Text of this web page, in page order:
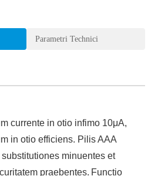
Parametri Technici
currente in otio infimo 10μA,
in otio efficiens. Pilis AAA
minuentes et
praebentes. Functio